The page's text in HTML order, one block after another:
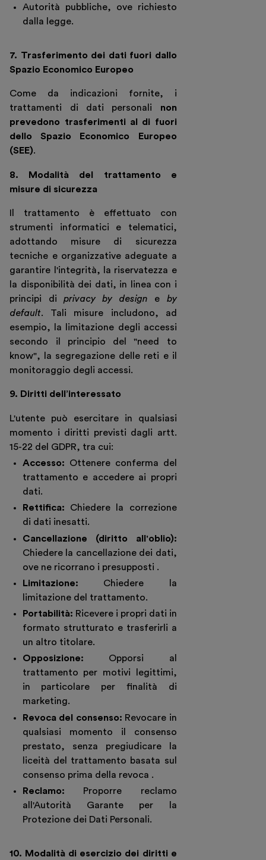
Autorità pubbliche, ove richiesto
dalla legge.
7. Trasferimento dei dati fuori dallo
Spazio Economico Europeo
Come da indicazioni fornite, i
trattamenti di dati personali non
prevedono trasferimenti al di fuori
dello Spazio Economico Europeo
(SEE).
8. Modalità del trattamento e
misure di sicurezza
Il trattamento è effettuato con
strumenti informatici e telematici,
adottando misure di sicurezza
tecniche e organizzative adeguate a
garantire l'integrità, la riservatezza e
la disponibilità dei dati, in linea con i
principi di privacy by design e by
default. Tali misure includono, ad
esempio, la limitazione degli accessi
secondo il principio del "need to
know", la segregazione delle reti e il
monitoraggio degli accessi.
9. Diritti dell’interessato
L'utente può esercitare in qualsiasi
momento i diritti previsti dagli artt.
15-22 del GDPR, tra cui:
Accesso: Ottenere conferma del
trattamento e accedere ai propri
dati.
Rettifica: Chiedere la correzione
di dati inesatti.
Cancellazione (diritto all'oblio):
Chiedere la cancellazione dei dati,
ove ne ricorrano i presupposti .
Limitazione: Chiedere la
limitazione del trattamento.
Portabilità: Ricevere i propri dati in
formato strutturato e trasferirli a
un altro titolare.
Opposizione: Opporsi al
trattamento per motivi legittimi,
in particolare per finalità di
marketing.
Revoca del consenso: Revocare in
qualsiasi momento il consenso
prestato, senza pregiudicare la
liceità del trattamento basata sul
consenso prima della revoca .
Reclamo: Proporre reclamo
all'Autorità Garante per la
Protezione dei Dati Personali.
10. Modalità di esercizio dei diritti e